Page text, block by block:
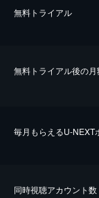
無料トライアル
無料トライアル後の
毎⽉もらえるU-NEXT
同時視聴アカウント数